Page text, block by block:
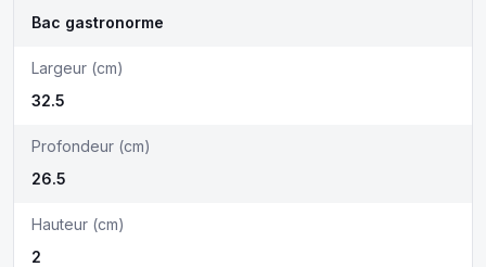
Bac gastronorme
Largeur (cm)
32.5
Profondeur (cm)
26.5
Hauteur (cm)
2